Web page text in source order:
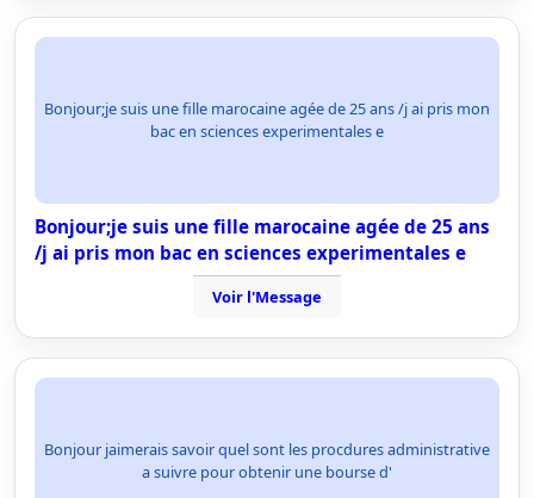
Bonjour;je suis une fille marocaine agée de 25 ans /j ai pris mon
bac en sciences experimentales e
Bonjour;je suis une fille marocaine agée de 25 ans
/j ai pris mon bac en sciences experimentales e
Voir l'Message
Bonjour jaimerais savoir quel sont les procdures administrative
a suivre pour obtenir une bourse d'